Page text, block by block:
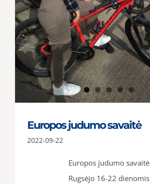
Europos judumo savaitė
2022-09-22
Europos judumo savaitė
Rugsėjo 16-22 dienomis